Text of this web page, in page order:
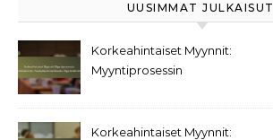
UUSIMMAT JULKAISUT
Korkeahintaiset Myynnit:
Myyntiprosessin
Myyntivälineet
Korkeahintaiset Myynnit: